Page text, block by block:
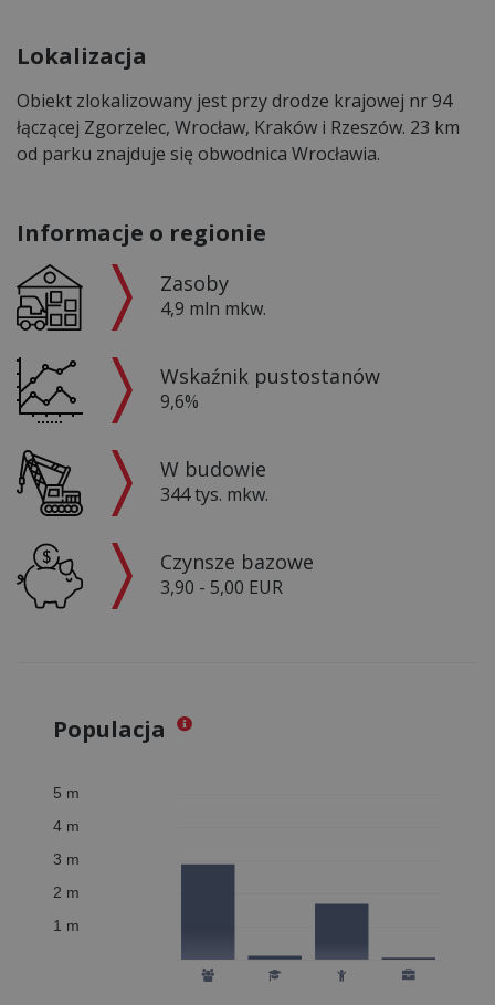
Lokalizacja
Obiekt zlokalizowany jest przy drodze krajowej nr 94
łączącej Zgorzelec, Wrocław, Kraków i Rzeszów. 23 km
od parku znajduje się obwodnica Wrocławia.
Informacje o regionie
Zasoby
4,9 mln mkw.
Wskaźnik pustostanów
9,6%
W budowie
344 tys. mkw.
Czynsze bazowe
3,90 - 5,00 EUR
Populacja